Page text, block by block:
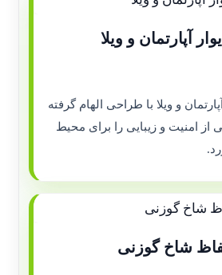
آپارتمان و ویلا
و ویلا با طراحی الهام گرفته
از امنیت و زیبایی را برای محیط
شاخ گوزنی